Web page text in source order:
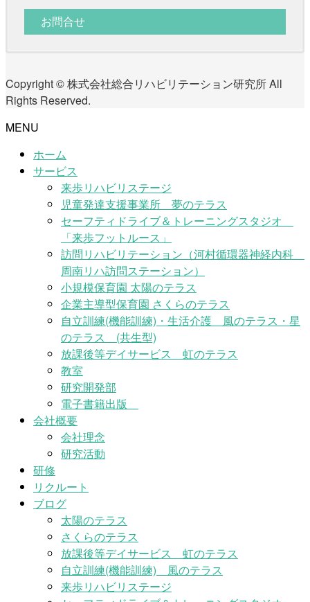
お問合せ
Copyright © 株式会社総合リハビリテーション研究所 All
Rights Reserved.
MENU
ホーム
サービス
来歩リハビリステージ
児童発達支援事業所 夢のテラス
セーフティドライブ＆トレーニングスタジオ
「来歩フットルース」
訪問リハビリテーション（河村循環器神経内科
周南リハ訪問ステーション）
小規模保育園 太陽のテラス
企業主導型保育園 さくらのテラス
自立訓練(機能訓練)・生活介護 風のテラス・星
のテラス (共生型)
放課後等デイサービス 虹のテラス
教室
研究開発部
電子書籍出版
会社概要
会社理念
研究活動
研修
リクルート
ブログ
太陽のテラス
さくらのテラス
放課後等デイサービス 虹のテラス
自立訓練(機能訓練) 風のテラス
来歩リハビリステージ